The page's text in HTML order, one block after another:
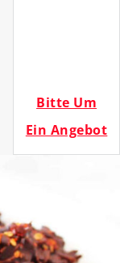
Bitte Um
Ein Angebot